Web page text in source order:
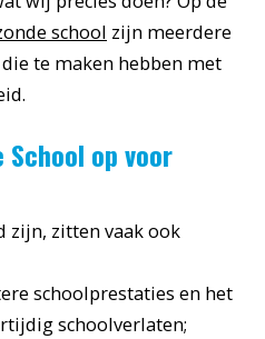
school zijn meerdere
te maken hebben met
School op voor
zijn, zitten vaak ook
schoolprestaties en het
schoolverlaten;